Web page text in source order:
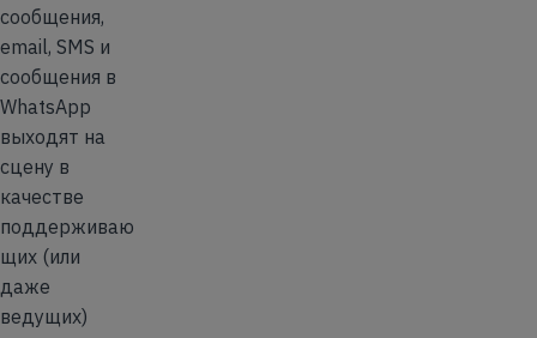
сообщения,
email, SMS и
сообщения в
WhatsApp
выходят на
сцену в
качестве
поддерживаю
щих (или
даже
ведущих)